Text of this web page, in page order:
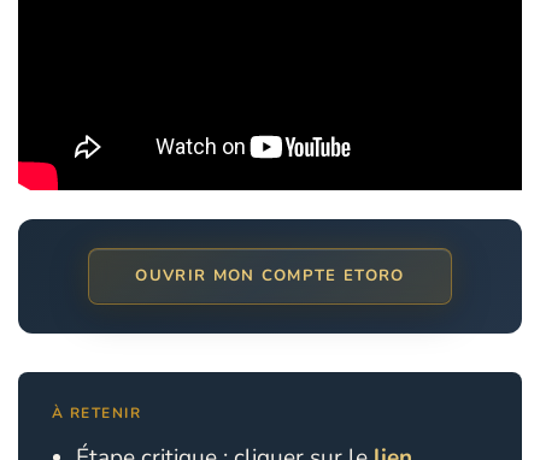
OUVRIR MON COMPTE ETORO
À RETENIR